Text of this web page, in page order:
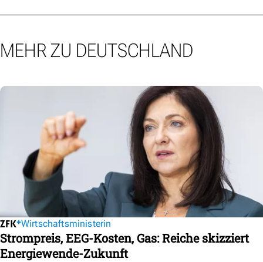
MEHR ZU DEUTSCHLAND
Wirtschaftsministerin
Strompreis, EEG-Kosten, Gas: Reiche skizziert
Energiewende-Zukunft